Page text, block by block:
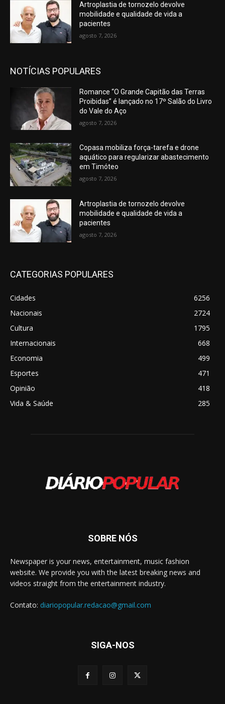
Artroplastia de tornozelo devolve
mobilidade e qualidade de vida a
pacientes
agosto 7, 2026
NOTÍCIAS POPULARES
Romance “O Grande Capitão das Terras
Proibidas” é lançado no 17º Salão do Livro
do Vale do Aço
agosto 7, 2026
Copasa mobiliza força-tarefa e drone
aquático para regularizar abastecimento
em Timóteo
agosto 7, 2026
Artroplastia de tornozelo devolve
mobilidade e qualidade de vida a
pacientes
agosto 7, 2026
CATEGORIAS POPULARES
Cidades
6256
Nacionais
2724
Cultura
1795
Internacionais
668
Economia
499
Esportes
471
Opinião
418
Vida & Saúde
285
SOBRE NÓS
Newspaper is your news, entertainment, music fashion
website. We provide you with the latest breaking news and
videos straight from the entertainment industry.
Contato: diariopopular.redacao@gmail.com
SIGA-NOS